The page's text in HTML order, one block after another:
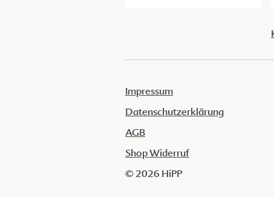
Impressum
Datenschutzerklärung
AGB
Shop Widerruf
© 2026 HiPP